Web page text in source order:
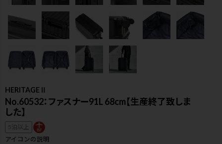
HERITAGEⅡ
No.60532：ファスナー91L 68cm【生産終了致しま
した】
5泊以上
アイコンの説明